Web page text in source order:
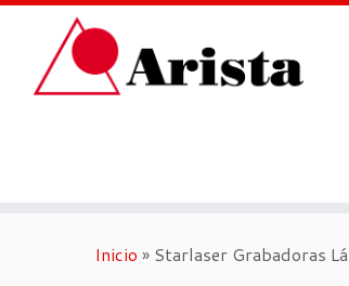
Inicio » Starlaser Grabadoras